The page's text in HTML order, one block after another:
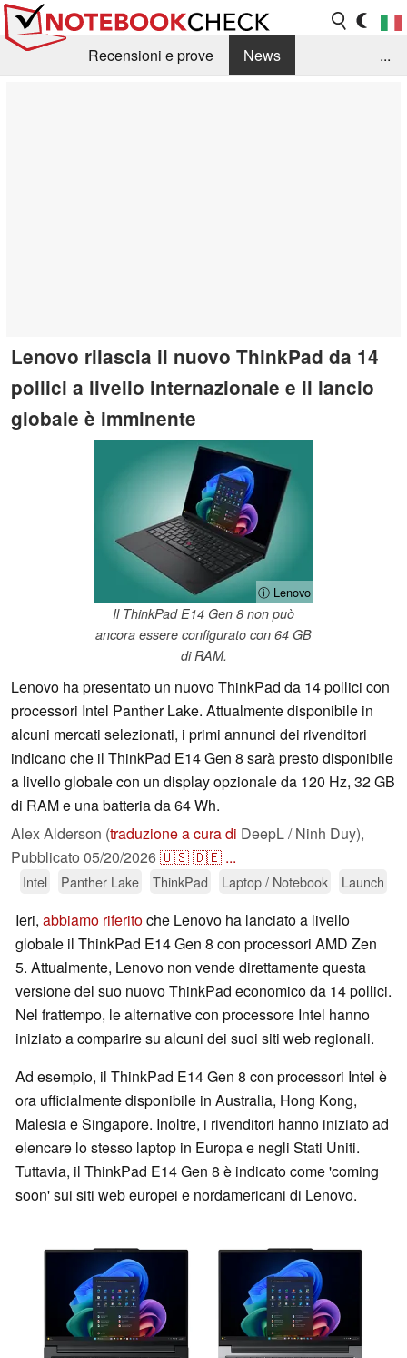
Recensioni e prove
News
...
Lenovo rilascia il nuovo ThinkPad da 14
pollici a livello internazionale e il lancio
globale è imminente
ⓘ Lenovo
Il ThinkPad E14 Gen 8 non può
ancora essere configurato con 64 GB
di RAM.
Lenovo ha presentato un nuovo ThinkPad da 14 pollici con
processori Intel Panther Lake. Attualmente disponibile in
alcuni mercati selezionati, i primi annunci dei rivenditori
indicano che il ThinkPad E14 Gen 8 sarà presto disponibile
a livello globale con un display opzionale da 120 Hz, 32 GB
di RAM e una batteria da 64 Wh.
Alex Alderson (traduzione a cura di DeepL / Ninh Duy),
Pubblicato 05/20/2026🇺🇸🇩🇪 ...
Intel Panther Lake ThinkPad Laptop / Notebook Launch
Ieri, abbiamo riferitoche Lenovo ha lanciato a livello
globale il ThinkPad E14 Gen 8 con processori AMD Zen
5. Attualmente, Lenovo non vende direttamente questa
versione del suo nuovo ThinkPad economico da 14 pollici.
Nel frattempo, le alternative con processore Intel hanno
iniziato a comparire su alcuni dei suoi siti web regionali.
Ad esempio, il ThinkPad E14 Gen 8 con processori Intel è
ora ufficialmente disponibile in Australia, Hong Kong,
Malesia e Singapore. Inoltre, i rivenditori hanno iniziato ad
elencare lo stesso laptop in Europa e negli Stati Uniti.
Tuttavia, il ThinkPad E14 Gen 8 è indicato come 'coming
soon' sui siti web europei e nordamericani di Lenovo.